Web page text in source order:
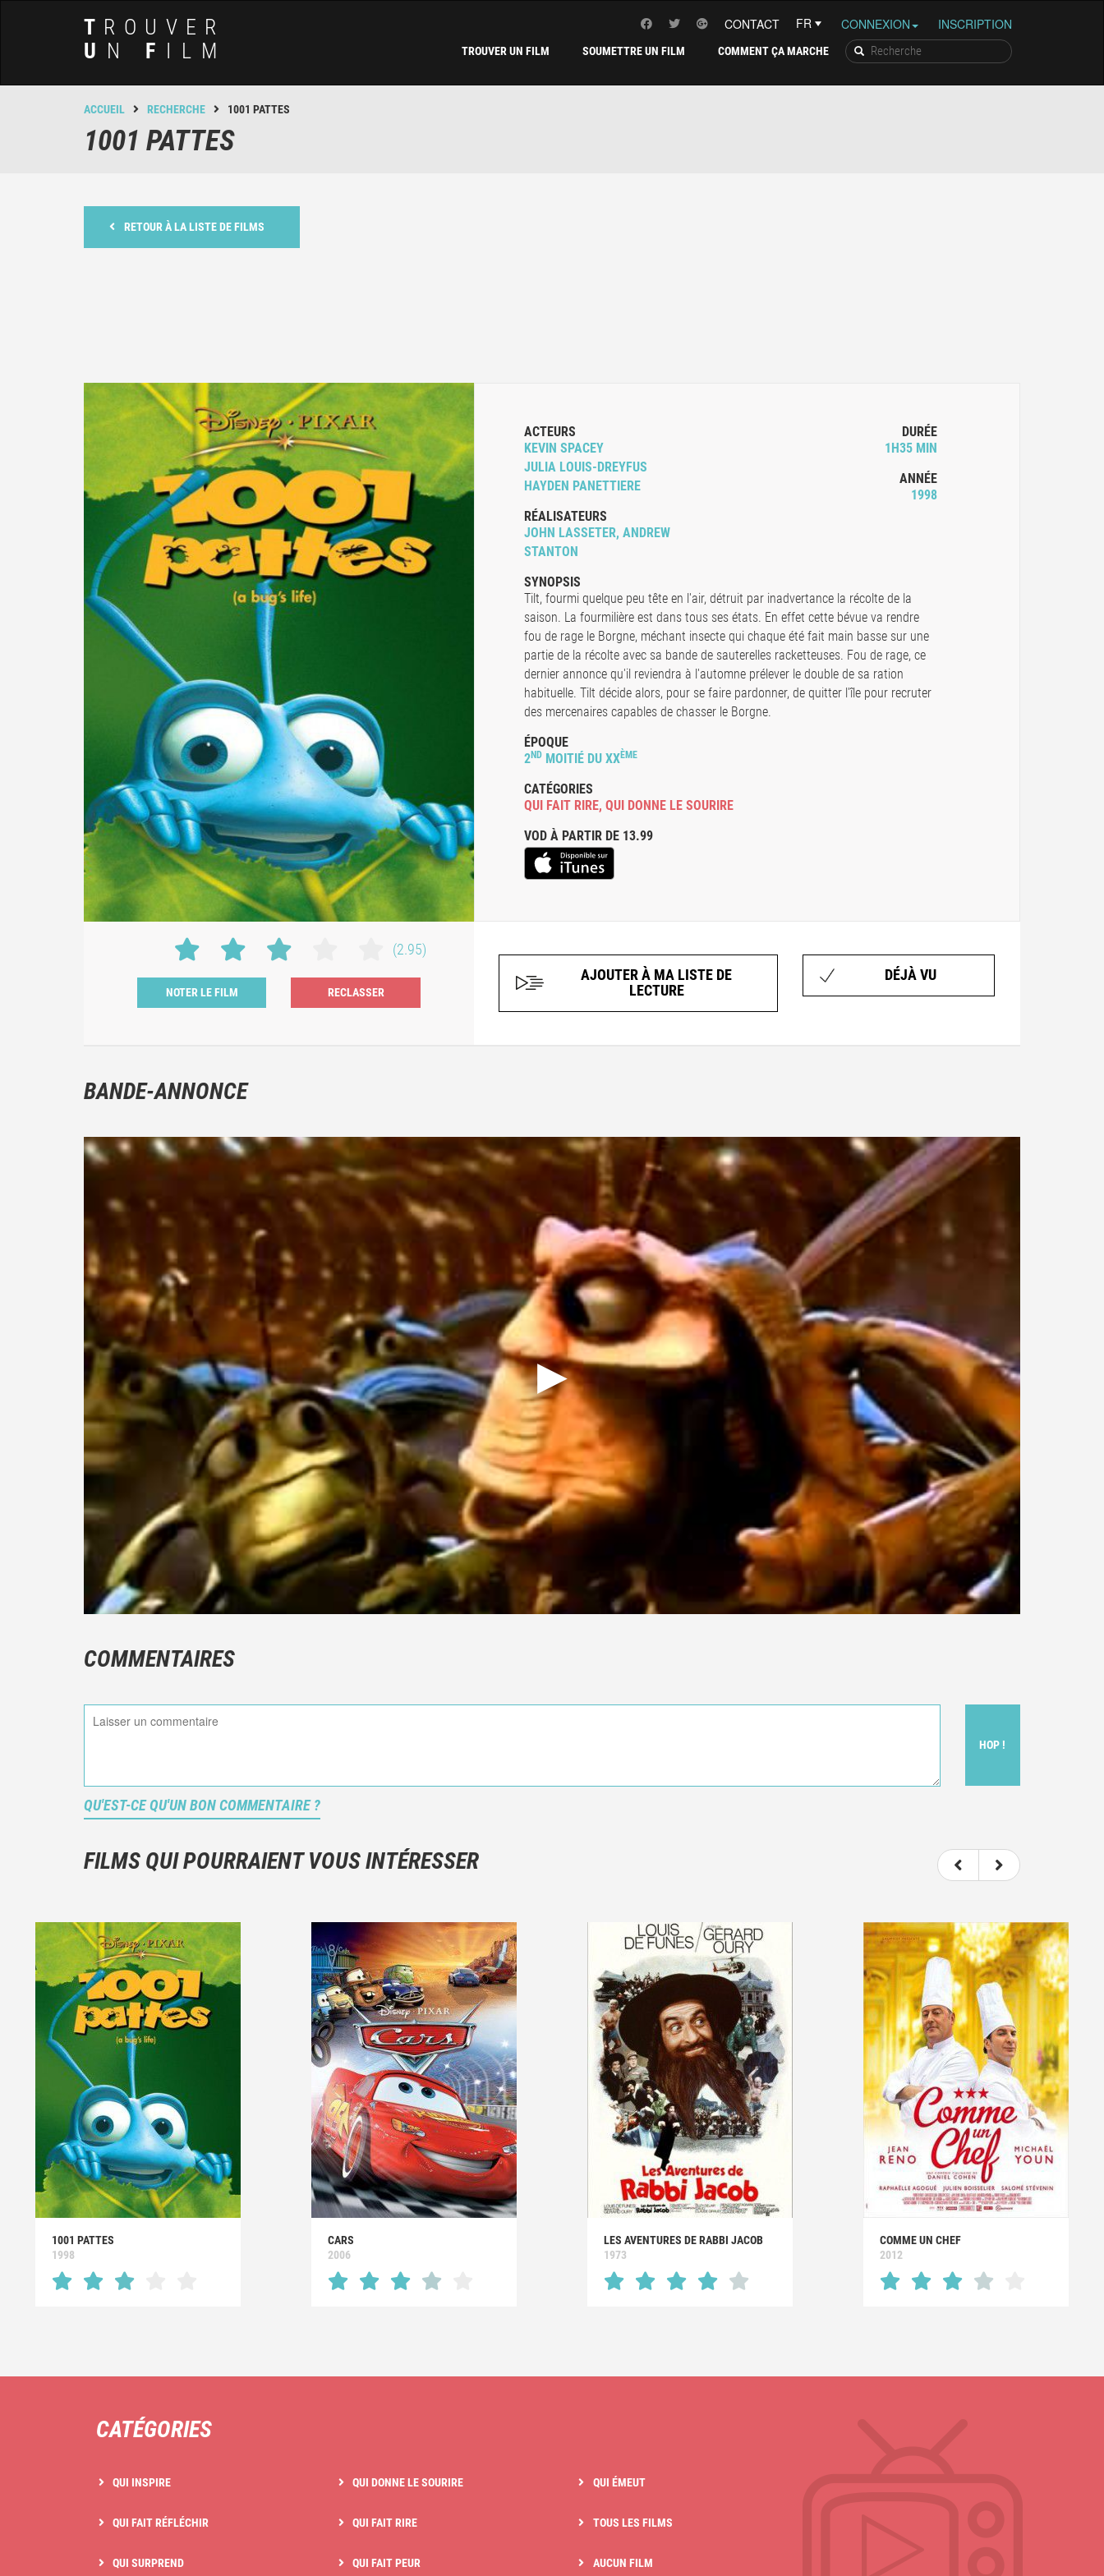
T ROUVER
U N F ILM
CONNEXION INSCRIPTION
CONTACT
COMMENT ÇA MARCHE
SOUMETTRE UN FILM
TROUVER UN FILM
ACCUEIL RECHERCHE 1001 PATTES
1001 PATTES
RETOUR À LA LISTE DE FILMS
ACTEURS
KEVIN SPACEY
JULIA LOUIS-DREYFUS
HAYDEN PANETTIERE
RÉALISATEURS
JOHN LASSETER, ANDREW
STANTON
DURÉE
1H35 MIN
ANNÉE
1998
SYNOPSIS
Tilt, fourmi quelque peu tête en l'air, détruit par inadvertance la récolte de la
saison. La fourmilière est dans tous ses états. En effet cette bévue va rendre
fou de rage le Borgne, méchant insecte qui chaque été fait main basse sur une
partie de la récolte avec sa bande de sauterelles racketteuses. Fou de rage, ce
dernier annonce qu'il reviendra à l'automne prélever le double de sa ration
habituelle. Tilt décide alors, pour se faire pardonner, de quitter l'île pour recruter
des mercenaires capables de chasser le Borgne.
ÉPOQUE
2ND MOITIÉ DU XXÈME
CATÉGORIES
QUI FAIT RIRE, QUI DONNE LE SOURIRE
VOD À PARTIR DE 13.99
(2.95)
NOTER LE FILM
AJOUTER À MA LISTE DE
LECTURE
DÉJÀ VU
BANDE-ANNONCE
COMMENTAIRES
HOP !
QU'EST-CE QU'UN BON COMMENTAIRE ?
N'hésitez pas à décrire clairement vos émotions plutôt qu'à décrire le film.
Et, attention à ne pas dévoiler d'éléments de l'intrigue !
FILMS QUI POURRAIENT VOUS INTÉRESSER
1001 PATTES
1998
CARS
2006
LES AVENTURES DE RABBI JACOB
1973
COMME UN CHEF
2012
CATÉGORIES
QUI INSPIRE
QUI FAIT RÉFLÉCHIR
QUI SURPREND
QUI DONNE LE SOURIRE
QUI FAIT RIRE
QUI FAIT PEUR
QUI ÉMEUT
TOUS LES FILMS
AUCUN FILM